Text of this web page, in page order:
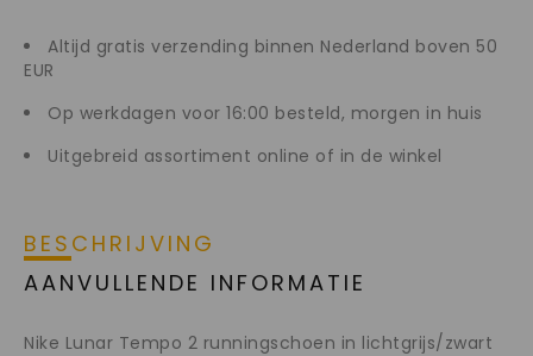
Altijd gratis verzending binnen Nederland boven 50
EUR
Op werkdagen voor 16:00 besteld, morgen in huis
Uitgebreid assortiment online of in de winkel
BESCHRIJVING
AANVULLENDE INFORMATIE
Nike Lunar Tempo 2 runningschoen in lichtgrijs/zwart